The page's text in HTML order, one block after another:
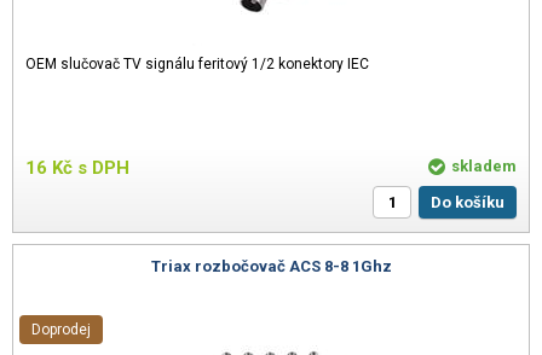
OEM slučovač TV signálu feritový 1/2 konektory IEC
16 Kč s DPH
skladem
Do košíku
Triax rozbočovač ACS 8-8 1Ghz
Doprodej